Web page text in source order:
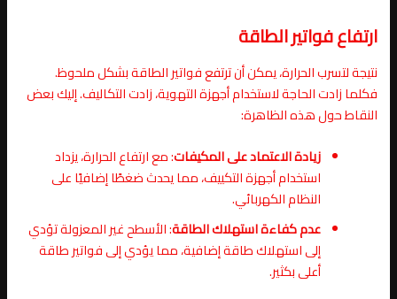
ارتفاع فواتير الطاقة
نتيجة لتسرب الحرارة، يمكن أن ترتفع فواتير الطاقة بشكل ملحوظ.
فكلما زادت الحاجة لاستخدام أجهزة التهوية، زادت التكاليف. إليك بعض
النقاط حول هذه الظاهرة:
زيادة الاعتماد على المكيفات: مع ارتفاع الحرارة، يزداد
استخدام أجهزة التكييف، مما يحدث ضغطًا إضافيًا على
النظام الكهربائي.
عدم كفاءة استهلاك الطاقة: الأسطح غير المعزولة تؤدي
إلى استهلاك طاقة إضافية، مما يؤدي إلى فواتير طاقة
أعلى بكثير.